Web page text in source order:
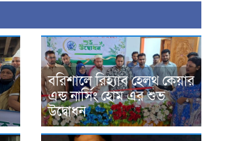
বরিশালে রিহ্যাব হেলথ কেয়ার
এন্ড নার্সিং হোম এর শুভ
উদ্বোধন